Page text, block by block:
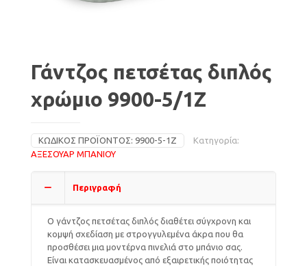
Γάντζος πετσέτας διπλός
χρώμιο 9900-5/1Z
ΚΩΔΙΚΌΣ ΠΡΟΪΌΝΤΟΣ: 9900-5-1Z
Κατηγορία:
ΑΞΕΣΟΥΑΡ ΜΠΑΝΙΟΥ
Περιγραφή
Ο γάντζος πετσέτας διπλός διαθέτει σύγχρονη και
κομψή σχεδίαση με στρογγυλεμένα άκρα που θα
προσθέσει μια μοντέρνα πινελιά στο μπάνιο σας.
Είναι κατασκευασμένος από εξαιρετικής ποιότητας